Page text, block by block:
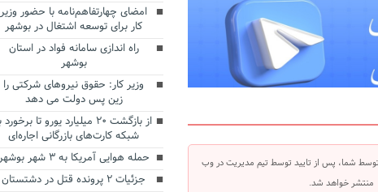
شما، پس از تایید توسط تیم مدیریت در وب
منتشر خواهد شد.
امضای چهارتفاهم‌نامه با حضور وزیر
کار برای توسعه اشتغال در بوشهر
راه اندازی سامانه فواد در استان
بوشهر
وزیر کار: حقوق نیروهای شرکتی را
زین پس دولت می دهد
از بازگشت ۲۰ میلیارد یورو تا
شبکه کارت‌های بازرگانی اجاره‌ای
حمله هوایی آمریکا به ۳ شهر بوشهر
جزئیات ۲ پرونده قتل در دشتستان